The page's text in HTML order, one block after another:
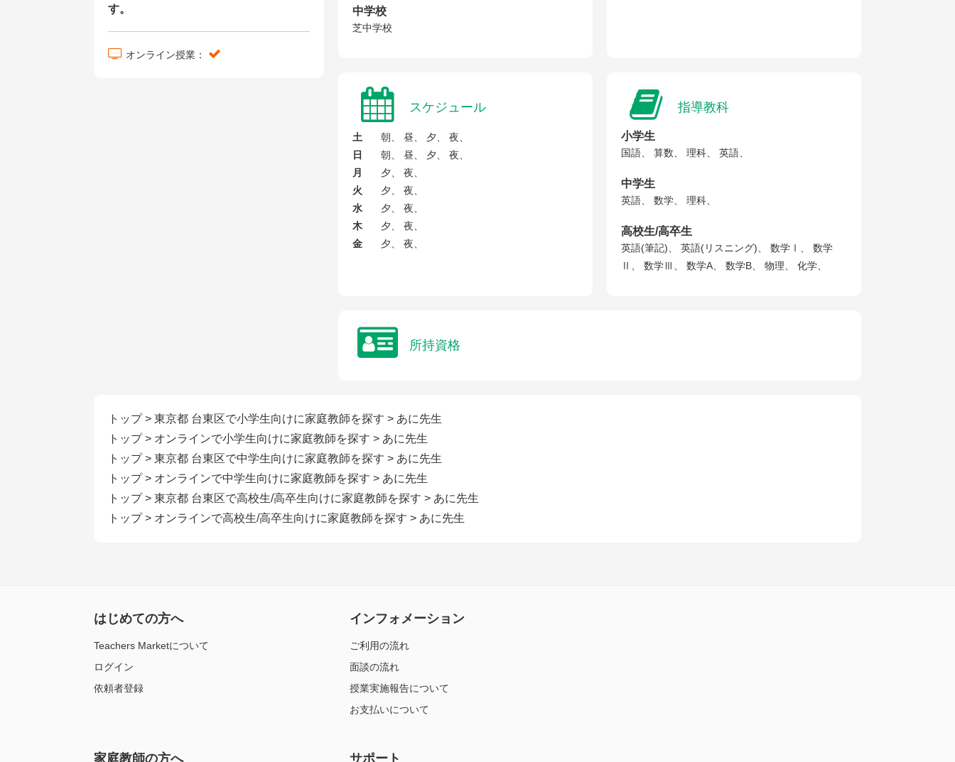
す。
オンライン授業：
中学校
芝中学校
スケジュール
土
朝、 昼、 夕、 夜、
日
朝、 昼、 夕、 夜、
月
夕、 夜、
火
夕、 夜、
水
夕、 夜、
木
夕、 夜、
金
夕、 夜、
指導教科
小学生
国語、 算数、 理科、 英語、
中学生
英語、 数学、 理科、
高校生/高卒生
英語(筆記)、 英語(リスニング)、 数学Ⅰ、 数学
Ⅱ、 数学Ⅲ、 数学A、 数学B、 物理、 化学、
所持資格
トップ> 東京都 台東区で小学生向けに家庭教師を探す > あに先生
トップ> オンラインで小学生向けに家庭教師を探す > あに先生
トップ> 東京都 台東区で中学生向けに家庭教師を探す > あに先生
トップ> オンラインで中学生向けに家庭教師を探す > あに先生
トップ> 東京都 台東区で高校生/高卒生向けに家庭教師を探す > あに先生
トップ> オンラインで高校生/高卒生向けに家庭教師を探す > あに先生
はじめての方へ
Teachers Marketについて
ログイン
依頼者登録
インフォメーション
ご利用の流れ
面談の流れ
授業実施報告について
お支払いについて
家庭教師の方へ サポート